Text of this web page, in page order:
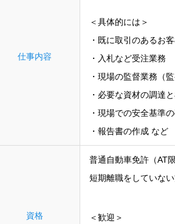
仕事内容
＜具体的には＞
・既に取引のあるお
・入札など受注業務
・現場の監督業務（
・必要な資材の調達
・現場での安全基準
・報告書の作成 など
資格
普通自動車免許（AT限
短期離職をしていな
＜歓迎＞